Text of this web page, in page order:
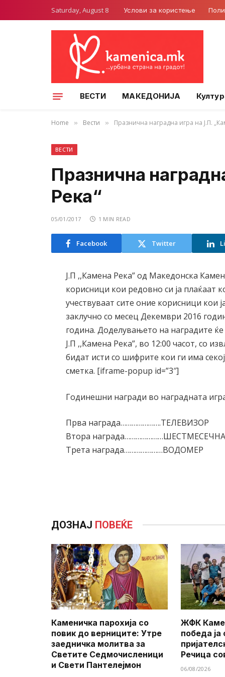
Saturday, August 8 Услови за користење
ВЕСТИ МАКЕДОНИЈА
Home » Вести » Празнична наградна игра на Ј.П.
ВЕСТИ
Празнична
Река“
05/01/2017 1 MIN READ
Facebook Twitter
Ј.П ,,Камена Река” од Македонска
корисници кои редовно си ја плаќаат
учествуваат сите оние корисници кои
заклучно со месец Декември 2016
година. Доделувањето на наградите
Ј.П ,,Камена Река”, во 12:00 часот, со
бидат исти со шифрите кои ги има
сметка. [iframe-popup id=”3″]
Годинешни награди во наградната
Прва награда………………….ТЕЛЕВИЗОР
Втора
Трета награда…………………ВОДОМЕР
ДОЗНАЈ ПОВЕЌЕ
Каменичка парохија со
повик до верниците: Утре
заедничка молитва за
Светите Седмочисленици
и Свети Пантелејмон
ЖФК
победа ја
Речица
06/08/2026